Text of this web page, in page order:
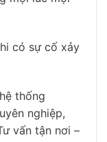
có sự cố xảy
thống
nghiệp,
vấn tận nơi –